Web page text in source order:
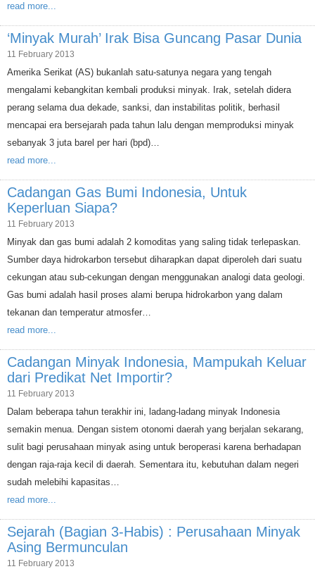
read more...
‘Minyak Murah’ Irak Bisa Guncang Pasar Dunia
11 February 2013
Amerika Serikat (AS) bukanlah satu-satunya negara yang tengah
mengalami kebangkitan kembali produksi minyak. Irak, setelah didera
perang selama dua dekade, sanksi, dan instabilitas politik, berhasil
mencapai era bersejarah pada tahun lalu dengan memproduksi minyak
sebanyak 3 juta barel per hari (bpd)…
read more...
Cadangan Gas Bumi Indonesia, Untuk
Keperluan Siapa?
11 February 2013
Minyak dan gas bumi adalah 2 komoditas yang saling tidak terlepaskan.
Sumber daya hidrokarbon tersebut diharapkan dapat diperoleh dari suatu
cekungan atau sub-cekungan dengan menggunakan analogi data geologi.
Gas bumi adalah hasil proses alami berupa hidrokarbon yang dalam
tekanan dan temperatur atmosfer…
read more...
Cadangan Minyak Indonesia, Mampukah Keluar
dari Predikat Net Importir?
11 February 2013
Dalam beberapa tahun terakhir ini, ladang-ladang minyak Indonesia
semakin menua. Dengan sistem otonomi daerah yang berjalan sekarang,
sulit bagi perusahaan minyak asing untuk beroperasi karena berhadapan
dengan raja-raja kecil di daerah. Sementara itu, kebutuhan dalam negeri
sudah melebihi kapasitas…
read more...
Sejarah (Bagian 3-Habis) : Perusahaan Minyak
Asing Bermunculan
11 February 2013